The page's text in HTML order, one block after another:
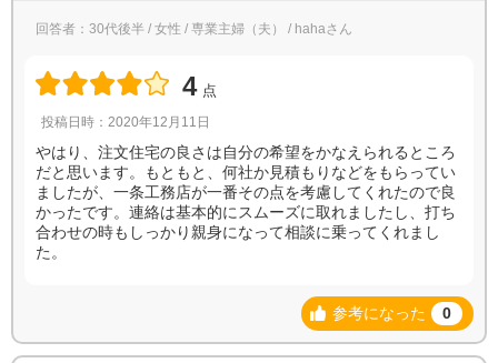
回答者：30代後半 / 女性 / 専業主婦（夫） / hahaさん
4 点
投稿日時：2020年12月11日
やはり、注文住宅の良さは自分の希望をかなえられるところ
だと思います。もともと、何社か見積もりなどをもらってい
ましたが、一条工務店が一番その点を考慮してくれたので良
かったです。連絡は基本的にスムーズに取れましたし、打ち
合わせの時もしっかり親身になって相談に乗ってくれまし
た。
参考になった 0